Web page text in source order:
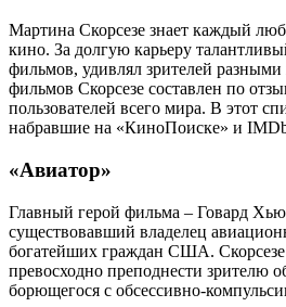
Мартина Скорсезе знает каждый
кино. За долгую карьеру
фильмов, удивлял зрителей
фильмов Скорсезе составлен по
пользователей всего мира. В этот
набравшие на «КиноПоиске» и
«Авиатор»
Главный герой фильма – Говард
существовавший владелец
богатейших граждан США.
превосходно преподнести зрителю
борющегося с обсессивно-